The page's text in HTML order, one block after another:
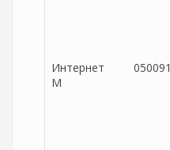
Интернет
M